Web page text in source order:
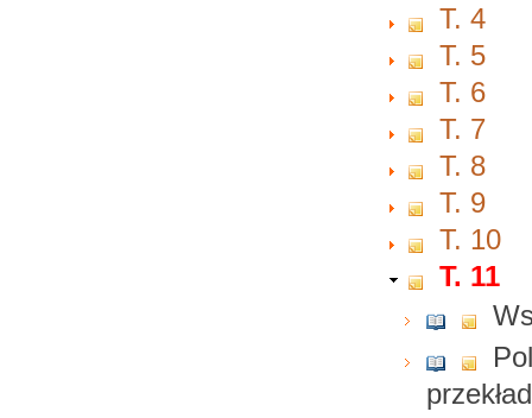
T. 4
T. 5
T. 6
T. 7
T. 8
T. 9
T. 10
T. 11